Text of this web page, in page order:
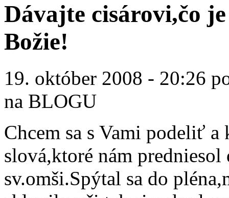
Dávajte cisárovi,čo
Božie!
19. október 2008 - 20:26
na BLOGU
Chcem sa s Vami podeliť
slová,ktoré nám predniesol
sv.omši.Spýtal sa do